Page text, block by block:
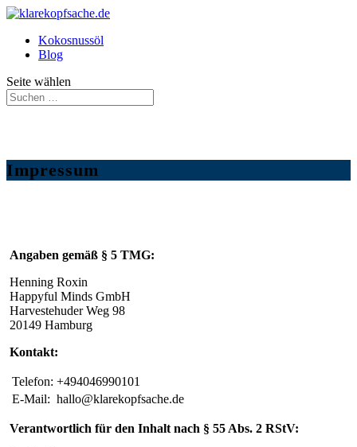
Kokosnussöl
Blog
Seite wählen
Impressum
Angaben gemäß § 5 TMG:
Henning Roxin
Happyful Minds GmbH
Harvestehuder Weg 98
20149 Hamburg
Kontakt:
Telefon: +494046990101
E-Mail: hallo@klarekopfsache.de
Verantwortlich für den Inhalt nach § 55 Abs. 2 RStV: